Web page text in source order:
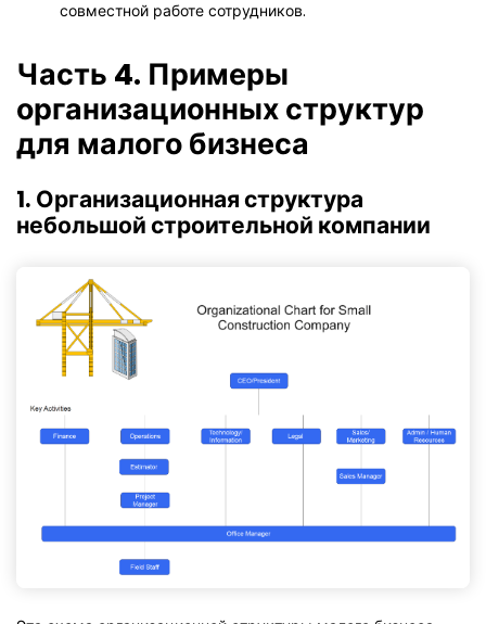
совместной работе сотрудников.
Часть 4. Примеры
организационных структур
для малого бизнеса
1. Организационная структура
небольшой строительной компании